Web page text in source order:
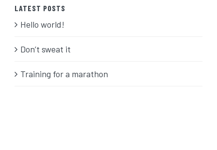
LATEST POSTS
Hello world!
Don’t sweat it
Training for a marathon